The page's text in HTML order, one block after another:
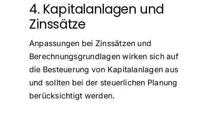
4. Kapitalanlagen und
Zinssätze
Anpassungen bei Zinssätzen und
Berechnungsgrundlagen wirken sich auf
die Besteuerung von Kapitalanlagen aus
und sollten bei der steuerlichen Planung
berücksichtigt werden.